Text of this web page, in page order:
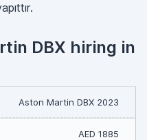
DBX hiring in
Aston Martin DBX 2023
AED 1885